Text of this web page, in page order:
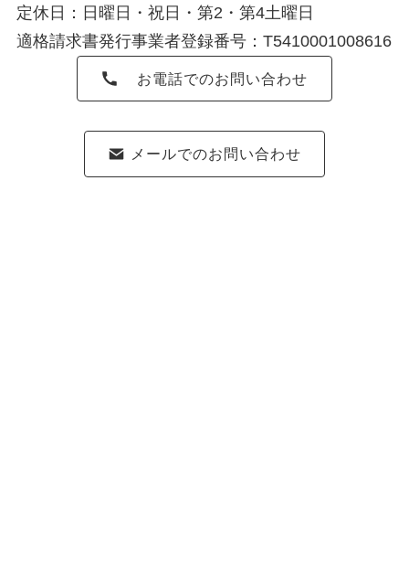
定休日：日曜日・祝日・第2・第4土曜日
適格請求書発行事業者登録番号：T5410001008616
お電話でのお問い合わせ
メールでのお問い合わせ